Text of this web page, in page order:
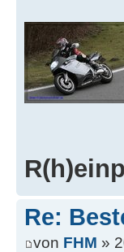
Re:
von FHM »